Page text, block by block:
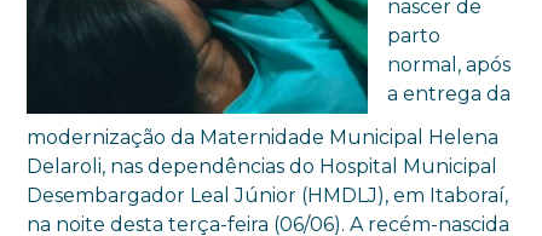
nascer de
parto
normal, após
a entrega da
modernização da Maternidade Municipal Helena
Delaroli, nas dependências do Hospital Municipal
Desembargador Leal Júnior (HMDLJ), em Itaboraí,
na noite desta terça-feira (06/06). A recém-nascida